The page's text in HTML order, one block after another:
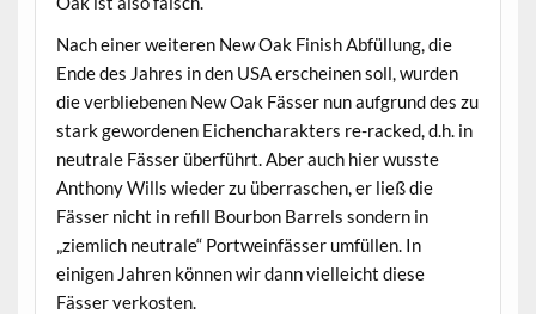
Nach einer weiteren New Oak Finish Abfüllung, die
Ende des Jahres in den USA erscheinen soll, wurden
die verbliebenen New Oak Fässer nun aufgrund des zu
stark gewordenen Eichencharakters re-racked, d.h. in
neutrale Fässer überführt. Aber auch hier wusste
Anthony Wills wieder zu überraschen, er ließ die
Fässer nicht in refill Bourbon Barrels sondern in
„ziemlich neutrale“ Portweinfässer umfüllen. In
einigen Jahren können wir dann vielleicht diese
Fässer verkosten.